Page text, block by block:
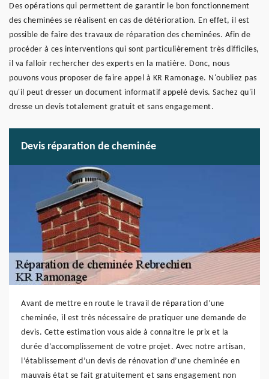
Des opérations qui permettent de garantir le bon fonctionnement
des cheminées se réalisent en cas de détérioration. En effet, il est
possible de faire des travaux de réparation des cheminées. Afin de
procéder à ces interventions qui sont particulièrement très difficiles,
il va falloir rechercher des experts en la matière. Donc, nous
pouvons vous proposer de faire appel à KR Ramonage. N'oubliez pas
qu'il peut dresser un document informatif appelé devis. Sachez qu'il
dresse un devis totalement gratuit et sans engagement.
Devis réparation de cheminée
Avant de mettre en route le travail de réparation d’une
cheminée, il est très nécessaire de pratiquer une demande de
devis. Cette estimation vous aide à connaitre le prix et la
durée d’accomplissement de votre projet. Avec notre artisan,
l’établissement d’un devis de rénovation d’une cheminée en
mauvais état se fait gratuitement et sans engagement non